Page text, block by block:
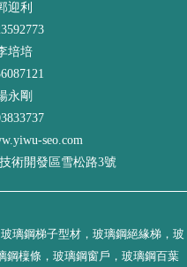
迎利
培培
永剛
seo.com
術開發區雪松路3號
璃鋼梯子型材，玻璃鋼絕緣梯，玻
鋼檁條，玻璃鋼窗戶，玻璃鋼百葉